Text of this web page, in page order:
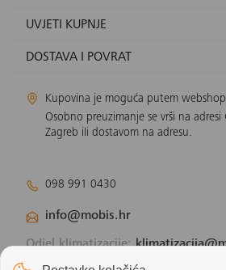
UVJETI KUPNJE
DOSTAVA I POVRAT
Kupovina je moguća putem
Osobno preuzimanje se vrši na adresi
Zagreb ili dostavom na adresu.
098 991 0430
info@mobis.hr
Odjel klimatizacije:
Odjel solarnih panela: